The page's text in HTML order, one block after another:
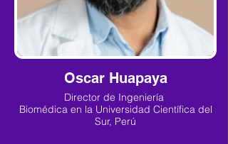
Oscar Huapaya
Director de Ingeniería
Biomédica en la Universidad Científica del
Sur, Perú